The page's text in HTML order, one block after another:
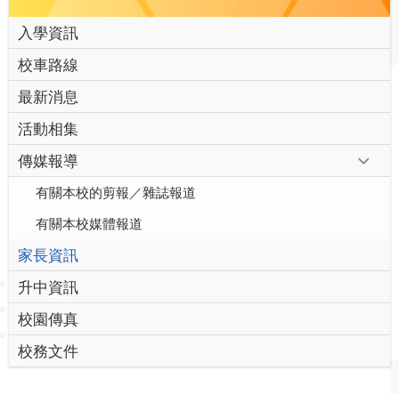
入學資訊
校車路線
最新消息
活動相集
傳媒報導
有關本校的剪報／雜誌報道
有關本校媒體報道
家長資訊
升中資訊
校園傳真
校務文件